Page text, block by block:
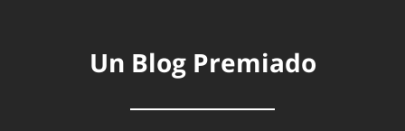
Un Blog Premiado